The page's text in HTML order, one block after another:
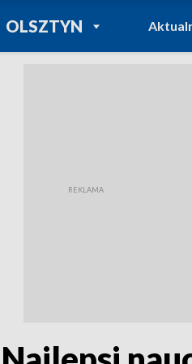
OLSZTYNPOWRÓT DO
TVP REGIONY